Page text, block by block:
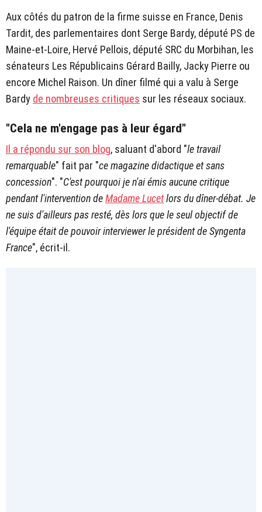
Aux côtés du patron de la firme suisse en France, Denis
Tardit, des parlementaires dont Serge Bardy, député PS de
Maine-et-Loire, Hervé Pellois, député SRC du Morbihan, les
sénateurs Les Républicains Gérard Bailly, Jacky Pierre ou
encore Michel Raison. Un dîner filmé qui a valu à Serge
Bardy de nombreuses critiques sur les réseaux sociaux.
"Cela ne m'engage pas à leur égard"
Il a répondu sur son blog, saluant d'abord "le travail
remarquable" fait par "ce magazine didactique et sans
concession". "C'est pourquoi je n'ai émis aucune critique
pendant l'intervention deMadame Lucetlors du dîner-débat. Je
ne suis d'ailleurs pas resté, dès lors que le seul objectif de
l'équipe était de pouvoir interviewer le président de Syngenta
France", écrit-il.